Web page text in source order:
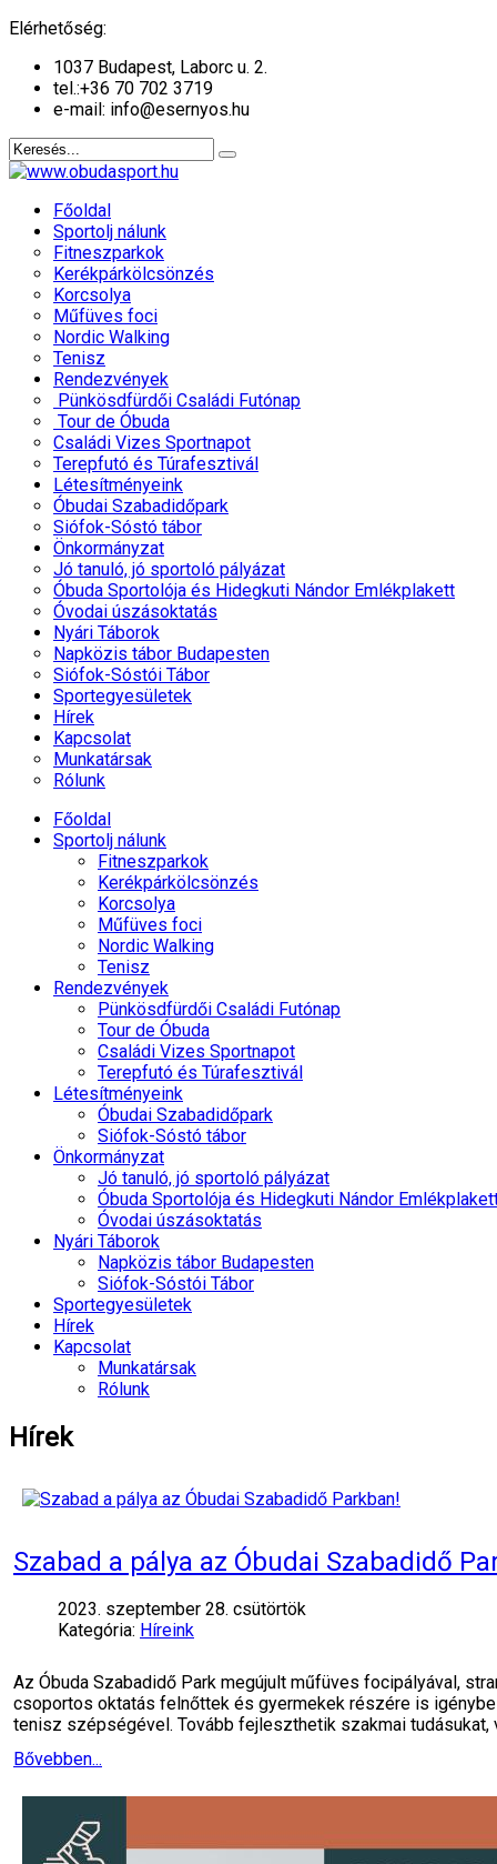
Elérhetőség:
1037 Budapest, Laborc u. 2.
tel.:+36 70 702 3719
e-mail: info@esernyos.hu
Főoldal
Sportolj nálunk
Fitneszparkok
Kerékpárkölcsönzés
Korcsolya
Műfüves foci
Nordic Walking
Tenisz
Rendezvények
Pünkösdfürdői Családi Futónap
Tour de Óbuda
Családi Vizes Sportnapot
Terepfutó és Túrafesztivál
Létesítményeink
Óbudai Szabadidőpark
Siófok-Sóstó tábor
Önkormányzat
Jó tanuló, jó sportoló pályázat
Óbuda Sportolója és Hidegkuti Nándor Emlékplakett
Óvodai úszásoktatás
Nyári Táborok
Napközis tábor Budapesten
Siófok-Sóstói Tábor
Sportegyesületek
Hírek
Kapcsolat
Munkatársak
Rólunk
Főoldal
Sportolj nálunk
Fitneszparkok
Kerékpárkölcsönzés
Korcsolya
Műfüves foci
Nordic Walking
Tenisz
Rendezvények
Pünkösdfürdői Családi Futónap
Tour de Óbuda
Családi Vizes Sportnapot
Terepfutó és Túrafesztivál
Létesítményeink
Óbudai Szabadidőpark
Siófok-Sóstó tábor
Önkormányzat
Jó tanuló, jó sportoló pályázat
Óbuda Sportolója és Hidegkuti Nándor
Óvodai úszásoktatás
Nyári Táborok
Napközis tábor Budapesten
Siófok-Sóstói Tábor
Sportegyesületek
Hírek
Kapcsolat
Munkatársak
Rólunk
Hírek
Szabad a pálya az Óbudai Szabadidő
2023. szeptember 28. csütörtök
Kategória: Híreink
Az Óbuda Szabadidő Park megújult műfüves focipályával,
csoportos oktatás felnőttek és gyermekek részére is
tenisz szépségével. Tovább fejleszthetik szakmai tudásukat,
Bővebben...
év
hónap
év
hónap